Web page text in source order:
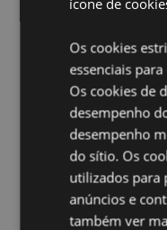
Francesa,
(Cidade do
de Man (Reino
do Canal),
Luxemburgo,
(Portugal),
Montenegro,
Portugal
Martinho (parte
Eslováquia,
Suíça, Turquia,
ícone de
Os cookies
essenciais
Os cookies de
desempenho
desempenho
do sítio. Os
utilizados para
anúncios e
também ver